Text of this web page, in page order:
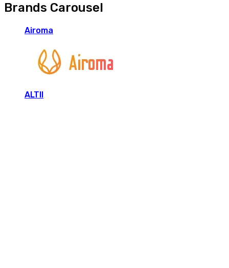
Brands Carousel
Airoma
ALTII